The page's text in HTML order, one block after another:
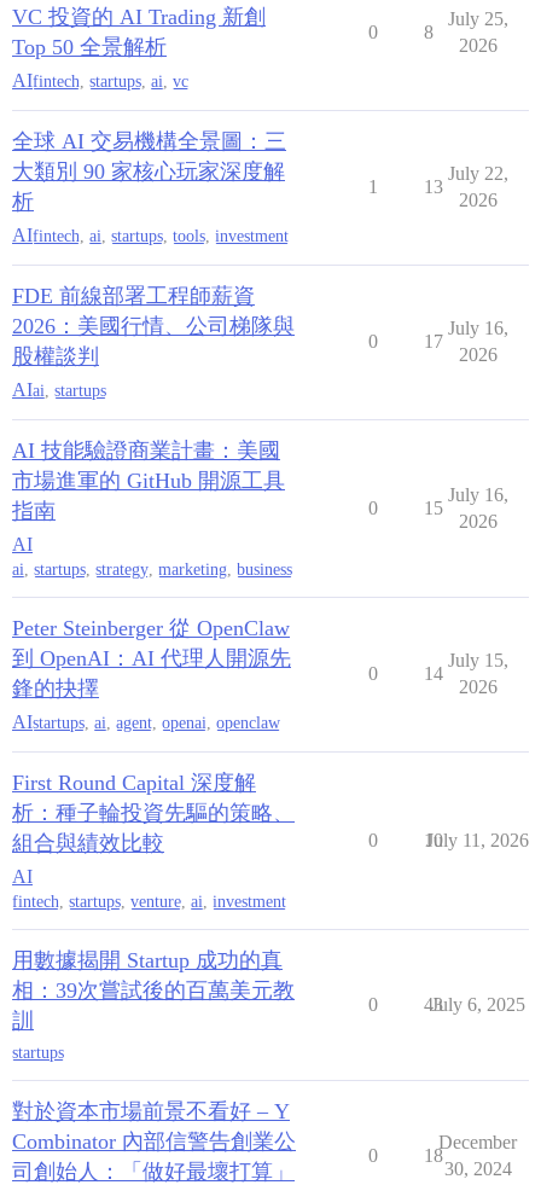
VC 投資的 AI Trading 新創
Top 50 全景解析
AIfintech startups ai vc
0 8
July 25,
2026
全球 AI 交易機構全景圖：三
大類別 90 家核心玩家深度解
析
AIfintech ai startups tools investment
1 13
July 22,
2026
FDE 前線部署工程師薪資
2026：美國行情、公司梯隊與
股權談判
AIai startups
0 17
July 16,
2026
AI 技能驗證商業計畫：美國
市場進軍的 GitHub 開源工具
指南
AI
ai, startups, strategy, marketing, business
0 15
July 16,
2026
Peter Steinberger 從 OpenClaw
到 OpenAI：AI 代理人開源先
鋒的抉擇
AIstartups ai agent openai openclaw
0 14
July 15,
2026
First Round Capital 深度解
析：種子輪投資先驅的策略、
組合與績效比較
AI
fintech, startups, venture, ai, investment
0 10
July 11, 2026
用數據揭開 Startup 成功的真
相：39次嘗試後的百萬美元教
訓
startups
0 43
July 6, 2025
對於資本市場前景不看好 – Y
Combinator 內部信警告創業公
司創始人：「做好最壞打算」
0 18
December
30, 2024